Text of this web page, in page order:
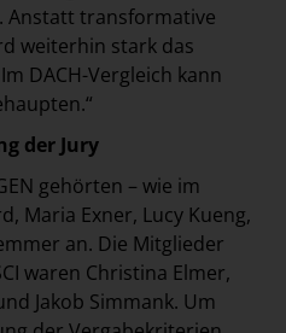
Anstatt transformative
weiterhin stark das
DACH-Vergleich kann
der Jury
gehörten – wie im
Maria Exner, Lucy Kueng,
an. Die Mitglieder
waren Christina Elmer,
Jakob Simmank. Um